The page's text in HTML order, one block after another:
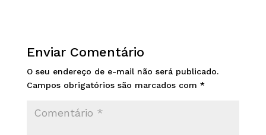
Enviar Comentário
O seu endereço de e-mail não será publicado.
Campos obrigatórios são marcados com *